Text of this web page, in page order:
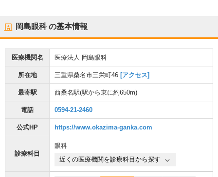
岡島眼科の基本情報
医療機関名 医療法人 岡島眼科
所在地 三重県桑名市三栄町46 [アクセス]
最寄駅 西桑名駅(駅から東に約650m)
電話 0594-21-2460
公式HP https://www.okazima-ganka.com
診療科目
眼科
近くの医療機関を診療科目から探す